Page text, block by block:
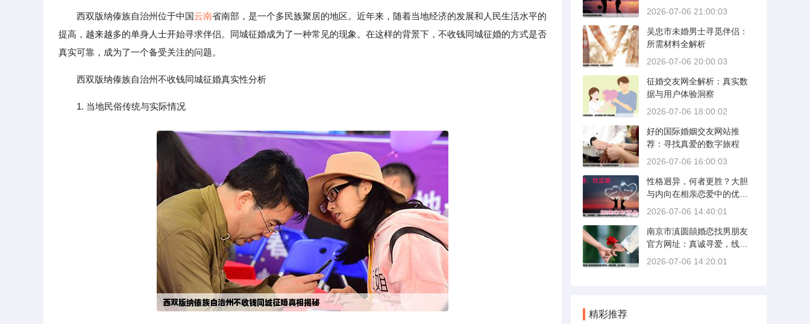
西双版纳傣族自治州位于中国云南省南部，是一个多民族聚居的地区。近年来，随着当地经济的发展和人民生活水平的
提高，越来越多的单身人士开始寻求伴侣。同城征婚成为了一种常见的现象。在这样的背景下，不收钱同城征婚的方式是否
真实可靠，成为了一个备受关注的问题。
西双版纳傣族自治州不收钱同城征婚真实性分析
1. 当地民俗传统与实际情况
2026-07-06 21:00:03
吴忠市未婚男士寻觅伴侣：
所需材料全解析
2026-07-06 20:00:03
征婚交友网全解析：真实数
据与用户体验洞察
2026-07-06 18:00:02
好的国际婚姻交友网站推
荐：寻找真爱的数字旅程
2026-07-06 16:00:03
性格迥异，何者更胜？大胆
与内向在相亲恋爱中的优势
分析
2026-07-06 14:40:01
南京市滇圆囍婚恋找男朋友
官方网址：真诚寻爱，线上
启航
2026-07-06 14:20:01
精彩推荐